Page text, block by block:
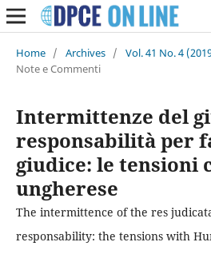
Home / Archives / Vol. 41 No. 4
Note e Commenti
Intermittenze del
responsabilità per
giudice: le tensioni
ungherese
The intermittence of the res
responsability: the tensions with